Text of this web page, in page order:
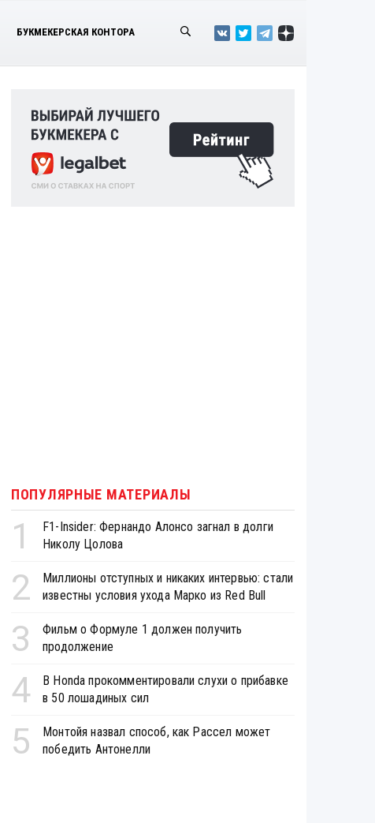
БУКМЕКЕРСКАЯ КОНТОРА
ПОПУЛЯРНЫЕ МАТЕРИАЛЫ
1
F1-Insider: Фернандо Алонсо загнал в долги
Николу Цолова
2
Миллионы отступных и никаких интервью: стали
известны условия ухода Марко из Red Bull
3
Фильм о Формуле 1 должен получить
продолжение
4
В Honda прокомментировали слухи о прибавке
в 50 лошадиных сил
5
Монтойя назвал способ, как Рассел может
победить Антонелли